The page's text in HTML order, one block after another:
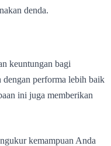
denda.
keuntungan bagi
dengan performa lebih baik
ini juga memberikan
kemampuan Anda